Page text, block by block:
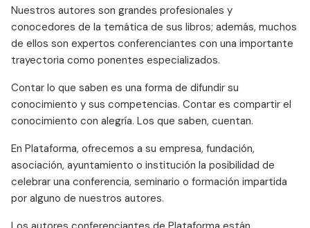
Nuestros autores son grandes profesionales y
conocedores de la temática de sus libros; además, muchos
de ellos son expertos conferenciantes con una importante
trayectoria como ponentes especializados.
Contar lo que saben es una forma de difundir su
conocimiento y sus competencias. Contar es compartir el
conocimiento con alegría. Los que saben, cuentan.
En Plataforma, ofrecemos a su empresa, fundación,
asociación, ayuntamiento o institución la posibilidad de
celebrar una conferencia, seminario o formación impartida
por alguno de nuestros autores.